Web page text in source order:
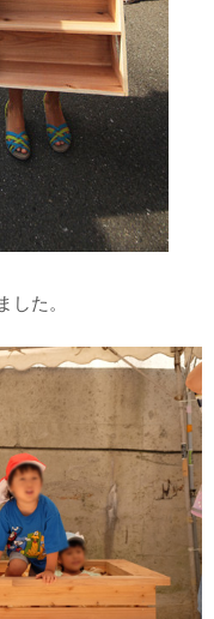
した。